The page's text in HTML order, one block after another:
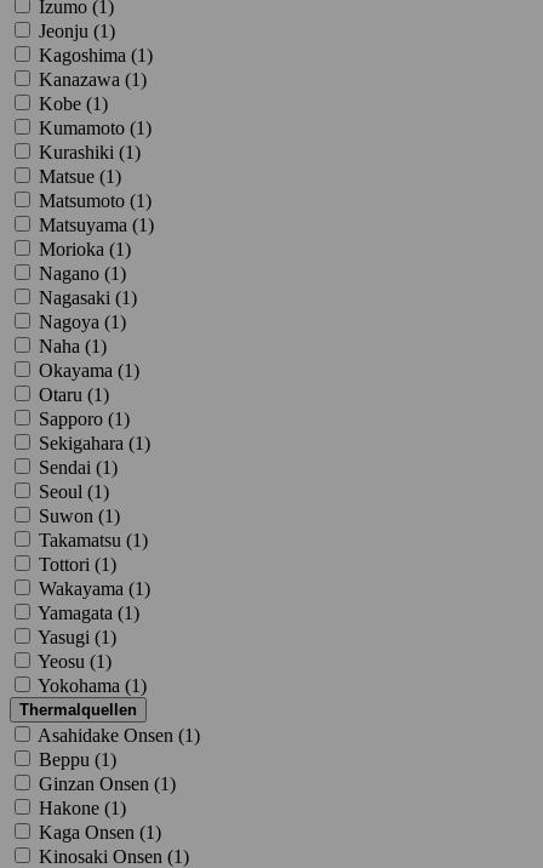
Izumo (1 )
Jeonju (1)
Kagoshima (1)
Kanazawa (1)
Kobe (1)
Kumamoto (1)
Kurashiki (1)
Matsue (1)
Matsumoto (1)
Matsuyama (1)
Morioka (1)
Nagano (1)
Nagasaki (1)
Nagoya (1)
Naha (1)
Okayama (1)
Otaru (1)
Sapporo (1)
Sekigahara (1)
Sendai (1)
Seoul (1)
Suwon (1)
Takamatsu (1)
Tottori (1)
Wakayama (1)
Yamagata (1)
Yasugi (1)
Yeosu (1)
Yokohama (1)
Thermalquellen
Asahidake Onsen (1)
Beppu (1)
Ginzan Onsen (1)
Hakone (1)
Kaga Onsen (1)
Kinosaki Onsen (1)